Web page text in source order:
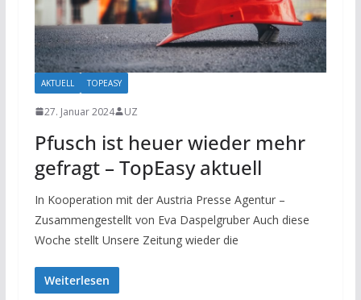
AKTUELL TOPEASY
27. Januar 2024 UZ
Pfusch ist heuer wieder mehr
gefragt – TopEasy aktuell
In Kooperation mit der Austria Presse Agentur –
Zusammengestellt von Eva Daspelgruber Auch diese
Woche stellt Unsere Zeitung wieder die
Weiterlesen